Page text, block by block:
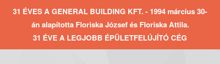
31 ÉVES A GENERAL BUILDING KFT. - 1994 március 30-
án alapította Floriska József és Floriska Attila.
31 ÉVE A LEGJOBB ÉPÜLETFELÚJÍTÓ CÉG